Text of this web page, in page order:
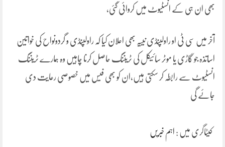
بھی ان ہی کے انسٹیوٹ میں کروائی گئی،
آخر میں سی ٹی او راولپنڈی نییہ بھی اعلان کیا کہ راولپنڈی و گردونواح کی خواتین
اساتذہ جو گاڑی یا موٹر سائیکل کی ٹریننگ حاصل کرنا چاہیں وہ ہمارے ٹریننگ
انسٹیوٹ سے رابطہ کر سکتی ہیں،ان کو بھی فیس میں خصوصی رعایت دی
جائے گی
کیٹاگری میں : اہم خبریں